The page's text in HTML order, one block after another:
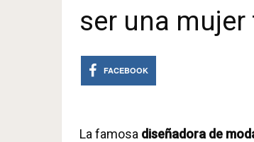
ser una
FACEBOOK
La famosa diseñadora de